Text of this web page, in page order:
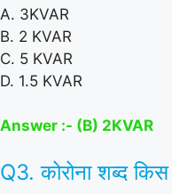
A. 3KVAR
B. 2 KVAR
C. 5 KVAR
D. 1.5 KVAR
Answer :- (B) 2KVAR
Q3. कोरोना शब्द